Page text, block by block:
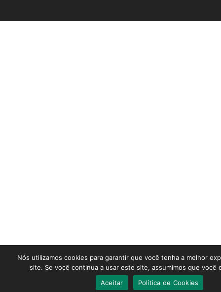
Nós utilizamos cookies para garantir que você tenha a melhor
site. Se você continua a usar este site, assumimos que você
Aceitar
Política de Cookies